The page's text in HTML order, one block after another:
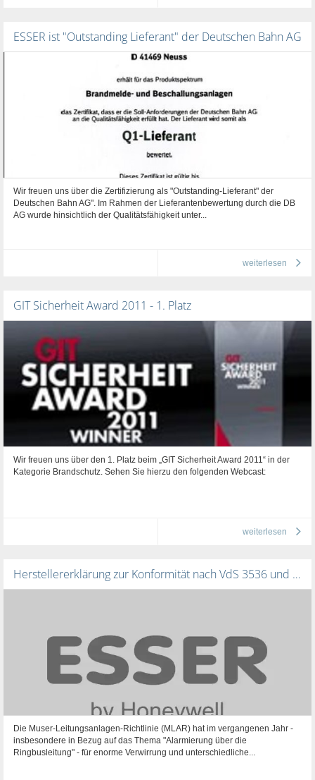
ESSER ist "Outstanding Lieferant" der Deutschen Bahn AG
Wir freuen uns über die Zertifizierung als "Outstanding-Lieferant" der
Deutschen Bahn AG". Im Rahmen der Lieferantenbewertung durch die DB
AG wurde hinsichtlich der Qualitätsfähigkeit unter...
weiterlesen
GIT Sicherheit Award 2011 - 1. Platz
Wir freuen uns über den 1. Platz beim „GIT Sicherheit Award 2011“ in der
Kategorie Brandschutz. Sehen Sie hierzu den folgenden Webcast:
weiterlesen
Herstellererklärung zur Konformität nach VdS 3536 und den Empfehlungen des ZVEI zur Kommentierung der MLAR 2005
Die Muser-Leitungsanlagen-Richtlinie (MLAR) hat im vergangenen Jahr -
insbesondere in Bezug auf das Thema "Alarmierung über die
Ringbusleitung" - für enorme Verwirrung und unterschiedliche...